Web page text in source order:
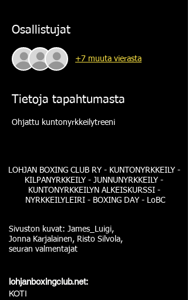
Osallistujat
+7 muuta vierasta
Tietoja tapahtumasta
Ohjattu kuntonyrkkeilytreeni
LOHJAN BOXING CLUB RY - KUNTONYRKKEILY -
KILPANYRKKEILY - JUNNUNYRKKEILY -
KUNTONYRKKEILYN ALKEISKURSSI -
NYRKKEILYLEIRI - BOXING DAY - LoBC
Sivuston kuvat: James_Luigi,
Jonna Karjalainen, Risto Silvola,
seuran valmentajat
lohjanboxingclub.net:
KOTI